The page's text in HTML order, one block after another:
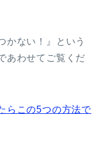
かない！』という
あわせてご覧くだ
らこの5つの方法で